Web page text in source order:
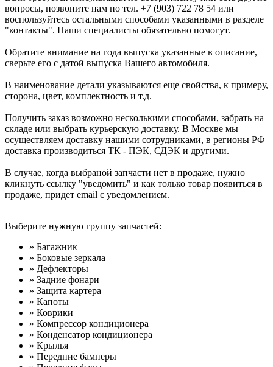
вопросы, позвоните нам по тел. +7 (903) 722 78 54 или
воспользуйтесь остальными способами указанными в разделе
"контакты". Наши специалисты обязательно помогут.
Обратите внимание на года выпуска указанные в описание,
сверьте его с датой выпуска Вашего автомобиля.
В наименование детали указываются еще свойства, к примеру,
сторона, цвет, комплектность и т.д.
Получить заказ возможно несколькими способами, забрать на
складе или выбрать курьерскую доставку. В Москве мы
осуществляем доставку нашими сотрудниками, в регионы РФ
доставка производиться ТК - ПЭК, СДЭК и другими.
В случае, когда выбраной запчасти нет в продаже, нужно
кликнуть ссылку "уведомить" и как только товар появиться в
продаже, придет email с уведомлением.
Выберите нужную группу запчастей:
» Багажник
» Боковые зеркала
» Дефлекторы
» Задние фонари
» Защита картера
» Капоты
» Коврики
» Компрессор кондиционера
» Конденсатор кондиционера
» Крылья
» Передние бамперы